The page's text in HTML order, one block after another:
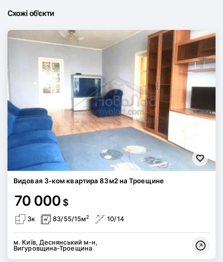
Схожі об'єкти
Видовая 3-ком квартира 83м2 на Троещине
70 000 $
3к 83/55/15м2 10/14
м. Київ, Деснянський м-н,
Вигуровщина-Троещина